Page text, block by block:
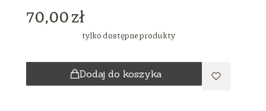
Cena
70,00 zł
tylko dostępne produkty
Dodaj do koszyka